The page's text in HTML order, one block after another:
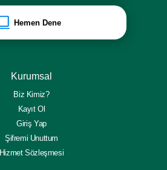
Hemen Dene
Kurumsal
Biz Kimiz?
Kayıt Ol
Giriş Yap
Şifremi Unuttum
Hizmet Sözleşmesi